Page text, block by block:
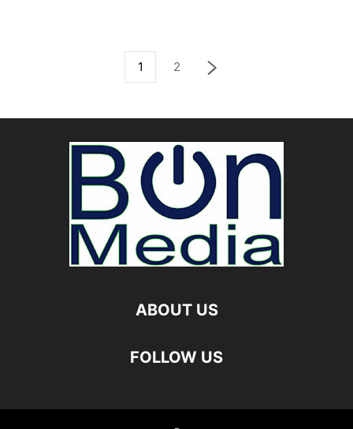
1 2
ABOUT US
FOLLOW US